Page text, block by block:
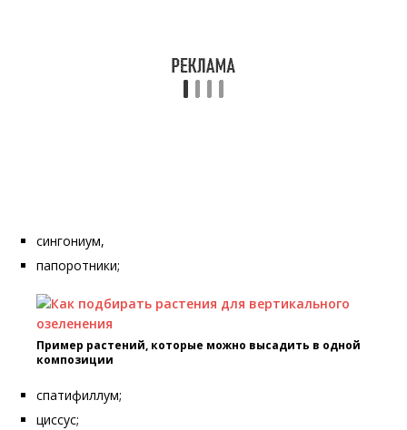
сингониум,
папоротники;
Пример растений, которые можно высадить в одной
композиции
спатифиллум;
циссус;